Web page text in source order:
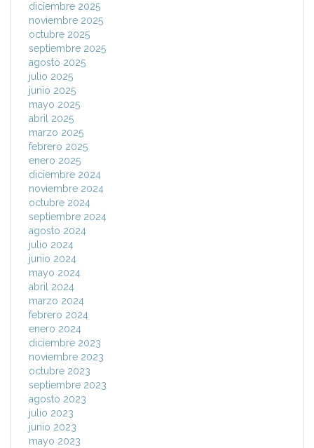
diciembre 2025
noviembre 2025
octubre 2025
septiembre 2025
agosto 2025
julio 2025
junio 2025
mayo 2025
abril 2025
marzo 2025
febrero 2025
enero 2025
diciembre 2024
noviembre 2024
octubre 2024
septiembre 2024
agosto 2024
julio 2024
junio 2024
mayo 2024
abril 2024
marzo 2024
febrero 2024
enero 2024
diciembre 2023
noviembre 2023
octubre 2023
septiembre 2023
agosto 2023
julio 2023
junio 2023
mayo 2023